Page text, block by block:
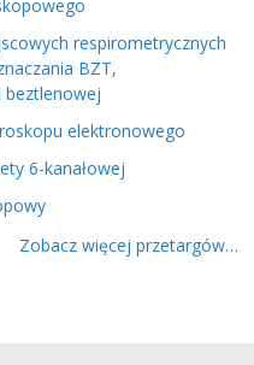
respirometrycznych
BZT,
beztlenowej
elektronowego
6-kanałowej
Zobacz więcej przetargów…